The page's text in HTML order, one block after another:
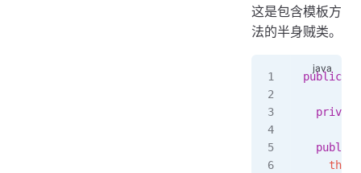
这是包含模板方
法的半身贼类。
public
  private
  public
    this